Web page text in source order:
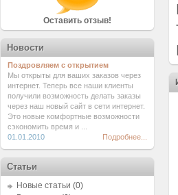
Оставить отзыв!
Новости
Поздровляем с открытием
Мы открыты для ваших заказов через
интернет. Теперь все наши клиенты
получили возможность делать заказы
через наш новый сайт в сети интернет.
Это новые комфортные возможности
сэкономить время и ...
01.01.2010
Подробнее...
Статьи
Новые статьи (0)